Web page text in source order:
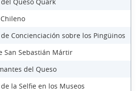
Concienciación sobre los Pingüinos
San Sebastián Mártir
del Queso
la Selfie en los Museos